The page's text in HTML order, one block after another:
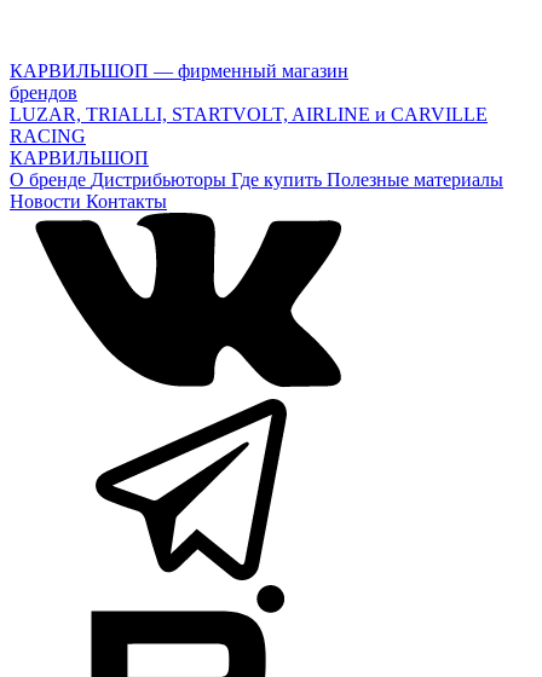
КАРВИЛЬШОП — фирменный магазин
брендов
LUZAR, TRIALLI, STARTVOLT, AIRLINE и CARVILLE
RACING
КАРВИЛЬШОП
О бренде Дистрибьюторы Где купить Полезные материалы
Новости Контакты